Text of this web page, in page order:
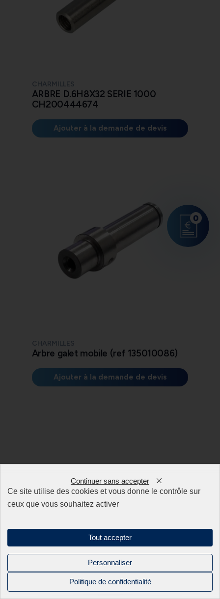
0
CHARMILLES
ARBRE D.6H8X32 SERIE 1000
CH200444674
Ajouter à la demande de devis
CHARMILLES
Arbre galet mobile (ref 135010086)
Ajouter à la demande de devis
CHARMILLES
Ce site utilise des cookies et vous donne le contrôle sur
ceux que vous souhaitez activer
Tout accepter
Continuer sans accepter
Personnaliser
Politique de confidentialité